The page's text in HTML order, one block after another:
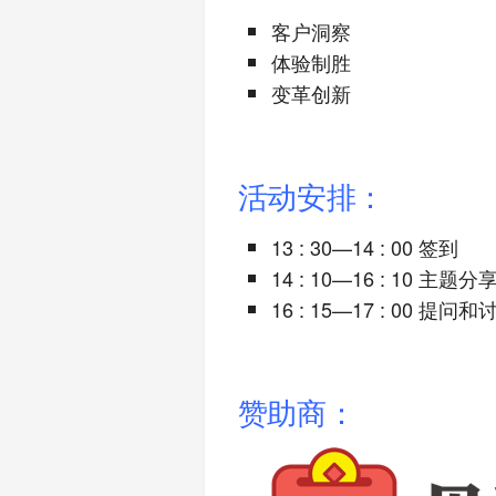
客户洞察
体验制胜
变革创新
活动安排：
13 : 30—14 : 00 签到
14 : 10—16 : 10 主题分
16 : 15—17 : 00 提问和
赞助商：